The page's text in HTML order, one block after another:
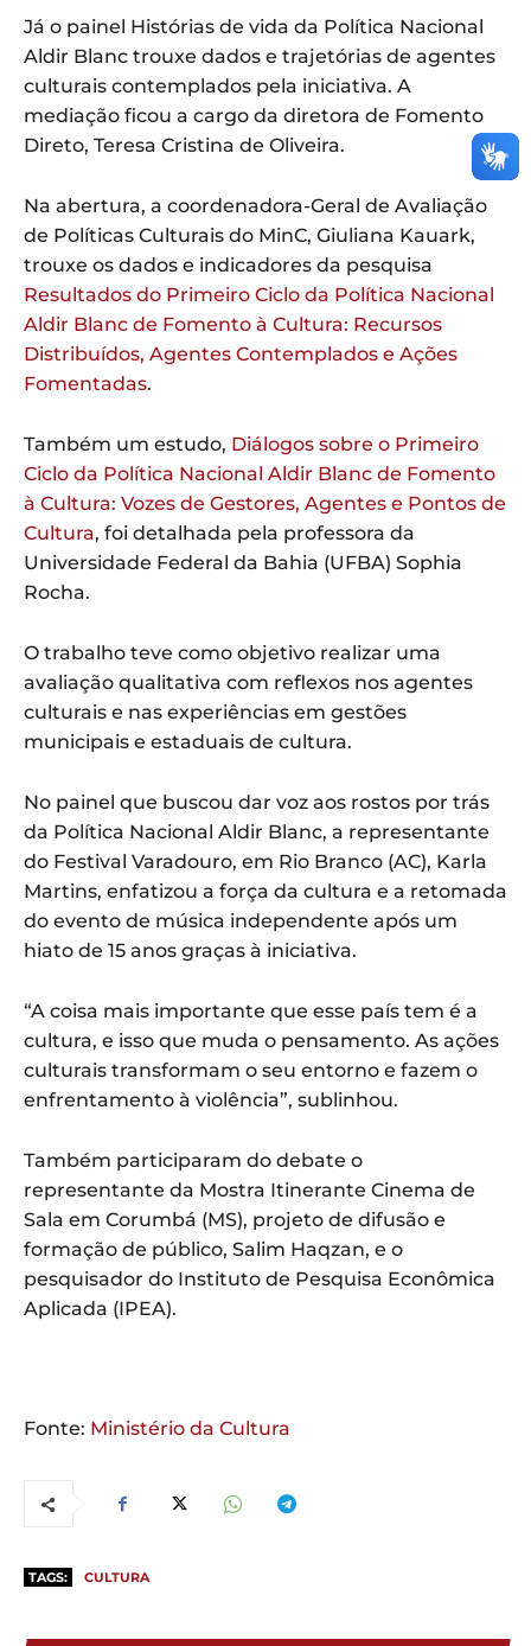
Já o painel Histórias de vida da Política Nacional
Aldir Blanc trouxe dados e trajetórias de agentes
culturais contemplados pela iniciativa. A
mediação ficou a cargo da diretora de Fomento
Direto, Teresa Cristina de Oliveira.
Na abertura, a coordenadora-Geral de Avaliação
de Políticas Culturais do MinC, Giuliana Kauark,
trouxe os dados e indicadores da pesquisa
Resultados do Primeiro Ciclo da Política Nacional
Aldir Blanc de Fomento à Cultura: Recursos
Distribuídos, Agentes Contemplados e Ações
Fomentadas.
Também um estudo, Diálogos sobre o Primeiro
Ciclo da Política Nacional Aldir Blanc de Fomento
à Cultura: Vozes de Gestores, Agentes e Pontos de
Cultura, foi detalhada pela professora da
Universidade Federal da Bahia (UFBA) Sophia
Rocha.
O trabalho teve como objetivo realizar uma
avaliação qualitativa com reflexos nos agentes
culturais e nas experiências em gestões
municipais e estaduais de cultura.
No painel que buscou dar voz aos rostos por trás
da Política Nacional Aldir Blanc, a representante
do Festival Varadouro, em Rio Branco (AC), Karla
Martins, enfatizou a força da cultura e a retomada
do evento de música independente após um
hiato de 15 anos graças à iniciativa.
“A coisa mais importante que esse país tem é a
cultura, e isso que muda o pensamento. As ações
culturais transformam o seu entorno e fazem o
enfrentamento à violência”, sublinhou.
Também participaram do debate o
representante da Mostra Itinerante Cinema de
Sala em Corumbá (MS), projeto de difusão e
formação de público, Salim Haqzan, e o
pesquisador do Instituto de Pesquisa Econômica
Aplicada (IPEA).
Fonte: Ministério da Cultura
TAGS: CULTURA